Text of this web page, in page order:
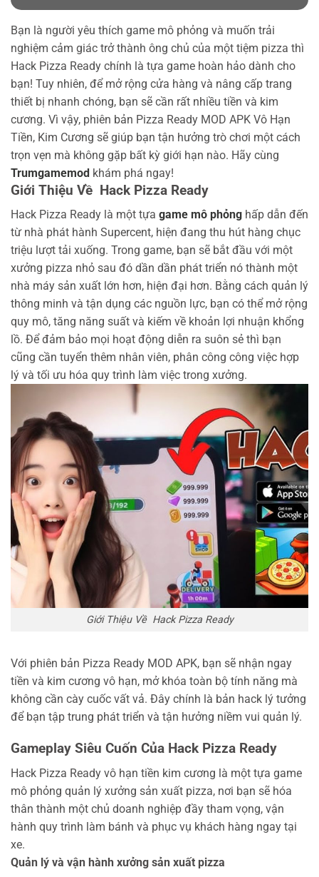
Bạn là người yêu thích game mô phỏng và muốn trải
nghiệm cảm giác trở thành ông chủ của một tiệm pizza thì
Hack Pizza Ready chính là tựa game hoàn hảo dành cho
bạn! Tuy nhiên, để mở rộng cửa hàng và nâng cấp trang
thiết bị nhanh chóng, bạn sẽ cần rất nhiều tiền và kim
cương. Vì vậy, phiên bản Pizza Ready MOD APK Vô Hạn
Tiền, Kim Cương sẽ giúp bạn tận hưởng trò chơi một cách
trọn vẹn mà không gặp bất kỳ giới hạn nào. Hãy cùng
Trumgamemod khám phá ngay!
Giới Thiệu Về Hack Pizza Ready
Hack Pizza Ready là một tựa game mô phỏng hấp dẫn đến
từ nhà phát hành Supercent, hiện đang thu hút hàng chục
triệu lượt tải xuống. Trong game, bạn sẽ bắt đầu với một
xưởng pizza nhỏ sau đó dần dần phát triển nó thành một
nhà máy sản xuất lớn hơn, hiện đại hơn. Bằng cách quản lý
thông minh và tận dụng các nguồn lực, bạn có thể mở rộng
quy mô, tăng năng suất và kiếm về khoản lợi nhuận khổng
lồ. Để đảm bảo mọi hoạt động diễn ra suôn sẻ thì bạn
cũng cần tuyển thêm nhân viên, phân công công việc hợp
lý và tối ưu hóa quy trình làm việc trong xưởng.
Giới Thiệu Về Hack Pizza Ready
Với phiên bản Pizza Ready MOD APK, bạn sẽ nhận ngay
tiền và kim cương vô hạn, mở khóa toàn bộ tính năng mà
không cần cày cuốc vất vả. Đây chính là bản hack lý tưởng
để bạn tập trung phát triển và tận hưởng niềm vui quản lý.
Gameplay Siêu Cuốn Của Hack Pizza Ready
Hack Pizza Ready vô hạn tiền kim cương là một tựa game
mô phỏng quản lý xưởng sản xuất pizza, nơi bạn sẽ hóa
thân thành một chủ doanh nghiệp đầy tham vọng, vận
hành quy trình làm bánh và phục vụ khách hàng ngay tại
xe.
Quản lý và vận hành xưởng sản xuất pizza